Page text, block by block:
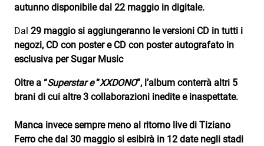
autunno disponibile dal 22 maggio in digitale.
Dal 29 maggio si aggiungeranno le versioni CD in tutti i
negozi, CD con poster e CD con poster autografato in
esclusiva per Sugar Music
Oltre a “Superstar e“XXDONO”, l’album conterrà altri 5
brani di cui altre 3 collaborazioni inedite e inaspettate.
Manca invece sempre meno al ritorno live di Tiziano
Ferro che dal 30 maggio si esibirà in 12 date negli stadi